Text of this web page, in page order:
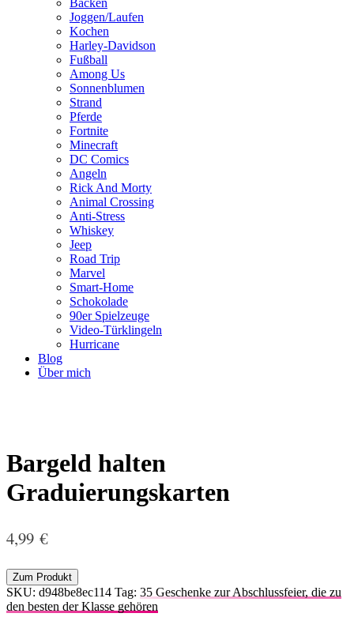
Backen
Joggen/Laufen
Kochen
Harley-Davidson
Fußball
Among Us
Sonnenblumen
Strand
Pferde
Fortnite
Minecraft
DC Comics
Angeln
Rick And Morty
Animal Crossing
Anti-Stress
Whiskey
Jeep
Road Trip
Marvel
Smart-Home
Schokolade
90er Spielzeuge
Video-Türklingeln
Hurricane
Blog
Über mich
Bargeld halten
Graduierungskarten
4,99 €
Zum Produkt
SKU: d948be8ec114 Tag: 35 Geschenke zur Abschlussfeier, die zu
den besten der Klasse gehören